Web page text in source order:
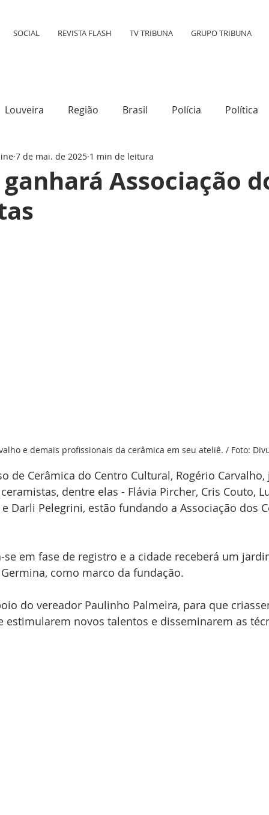
SOCIAL REVISTA FLASH TV TRIBUNA GRUPO TRIBUNA
Louveira Região Brasil Polícia Política
Mundo Destaque
Associação
7 de mai. de 2025 1 min de leitura
e demais profissionais da cerâmica em seu ateliê. / Foto:
de Cerâmica do Centro Cultural, Rogério
dentre elas - Flávia Pircher, Cris Couto,
e Darli Pelegrini, estão fundando a Associação dos
se em fase de registro e a cidade receberá um
como marco da fundação.
do vereador Paulinho Palmeira, para que
estimularem novos talentos e disseminarem as